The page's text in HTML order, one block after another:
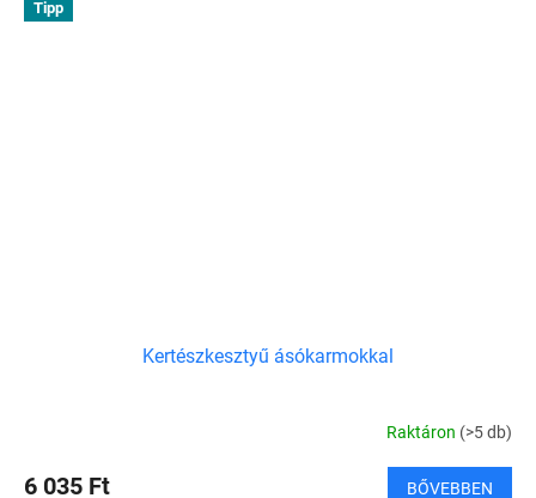
Tipp
Kertészkesztyű ásókarmokkal
Raktáron (>5 db)
6 035 Ft BŐVEBBEN